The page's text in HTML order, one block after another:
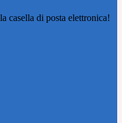
casella di posta elettronica!